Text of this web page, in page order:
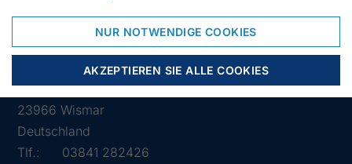
Lübsche Str. 32
23966 Wismar
Deutschland
Tlf.:
03841 282426
NUR NOTWENDIGE COOKIES
AKZEPTIEREN SIE ALLE COOKIES